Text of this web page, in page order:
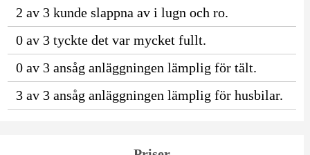
2 av 3 kunde slappna av i lugn och ro.
0 av 3 tyckte det var mycket fullt.
0 av 3 ansåg anläggningen lämplig för tält.
3 av 3 ansåg anläggningen lämplig för husbilar.